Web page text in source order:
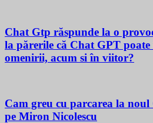
Chat Gtp răspunde la o
la părerile că Chat GPT
omenirii, acum si în viitor?
Cam greu cu parcarea la
pe Miron Nicolescu